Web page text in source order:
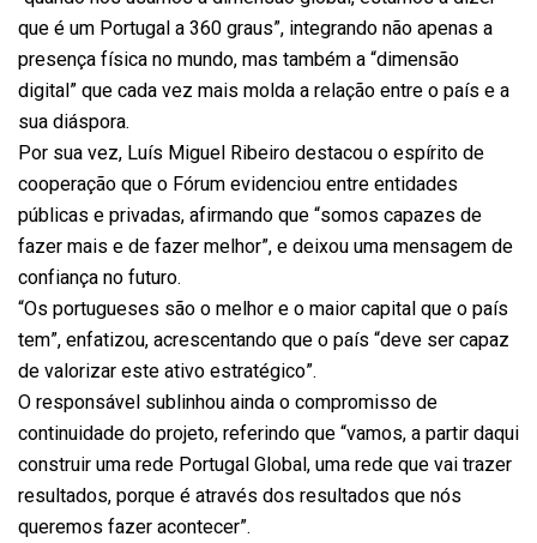
que é um Portugal a 360 graus”, integrando não apenas a
presença física no mundo, mas também a “dimensão
digital” que cada vez mais molda a relação entre o país e a
sua diáspora.
Por sua vez, Luís Miguel Ribeiro destacou o espírito de
cooperação que o Fórum evidenciou entre entidades
públicas e privadas, afirmando que “somos capazes de
fazer mais e de fazer melhor”, e deixou uma mensagem de
confiança no futuro.
“Os portugueses são o melhor e o maior capital que o país
tem”, enfatizou, acrescentando que o país “deve ser capaz
de valorizar este ativo estratégico”.
O responsável sublinhou ainda o compromisso de
continuidade do projeto, referindo que “vamos, a partir daqui
construir uma rede Portugal Global, uma rede que vai trazer
resultados, porque é através dos resultados que nós
queremos fazer acontecer”.